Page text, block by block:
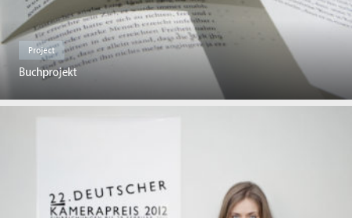
Project
Buchprojekt